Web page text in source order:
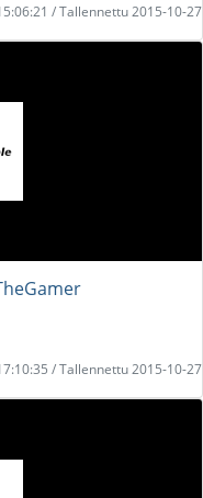
/ Tallennettu 2015-10-27
/ Tallennettu 2015-10-27